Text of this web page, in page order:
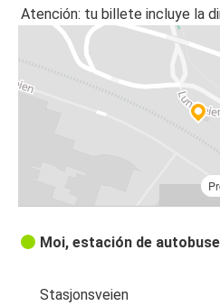
Atención: tu billete incluye la
Moi, estación de
Stasjonsveien